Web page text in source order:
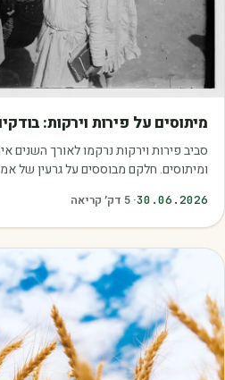
מיתוסים על פירות וירקות:
סביב פירות וירקות נרקמו לאורך השנים
ומיתוסים. חלקם מבוססים על גרעין של
30.06.2026
·
5 דק׳ קריאה